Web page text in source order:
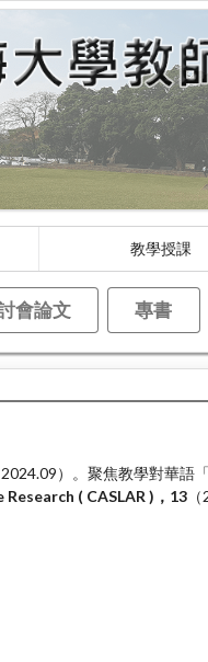
教學授課
會論文 專書
）。聚焦教學對華語
Research ( CASLAR )，13